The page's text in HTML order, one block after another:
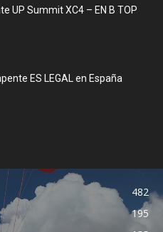
UP Summit XC4 – EN B TOP
ES LEGAL en España
482
195